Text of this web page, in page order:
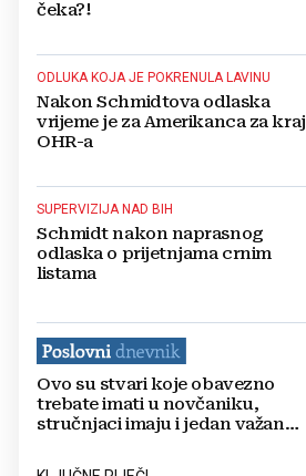
čeka?!
ODLUKA KOJA JE POKRENULA LAVINU
Nakon Schmidtova odlaska
vrijeme je za Amerikanca za kraj
OHR-a
SUPERVIZIJA NAD BIH
Schmidt nakon naprasnog
odlaska o prijetnjama crnim
listama
Ovo su stvari koje obavezno
trebate imati u novčaniku,
stručnjaci imaju i jedan važan